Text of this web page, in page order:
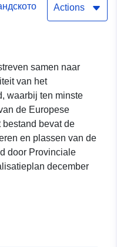
Actions
samen naar
van het
waarbij ten minste
de Europese
bestand bevat de
en plassen van de
door Provinciale
december